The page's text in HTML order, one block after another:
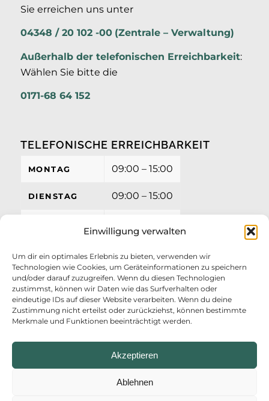
Einwilligung verwalten
Um dir ein optimales Erlebnis zu bieten, verwenden wir
Technologien wie Cookies, um Geräteinformationen zu speichern
und/oder darauf zuzugreifen. Wenn du diesen Technologien
zustimmst, können wir Daten wie das Surfverhalten oder
eindeutige IDs auf dieser Website verarbeiten. Wenn du deine
Zustimmung nicht erteilst oder zurückziehst, können bestimmte
Merkmale und Funktionen beeinträchtigt werden.
Akzeptieren
Ablehnen
Sie erreichen uns unter
04348 / 20 102 -00 (Zentrale – Verwaltung)
Außerhalb der telefonischen Erreichbarkeit:
Wählen Sie bitte die
0171-68 64 152
TELEFONISCHE ERREICHBARKEIT
MONTAG 09:00 – 15:00
DIENSTAG 09:00 – 15:00
FREITAG 09:00 – 12:00